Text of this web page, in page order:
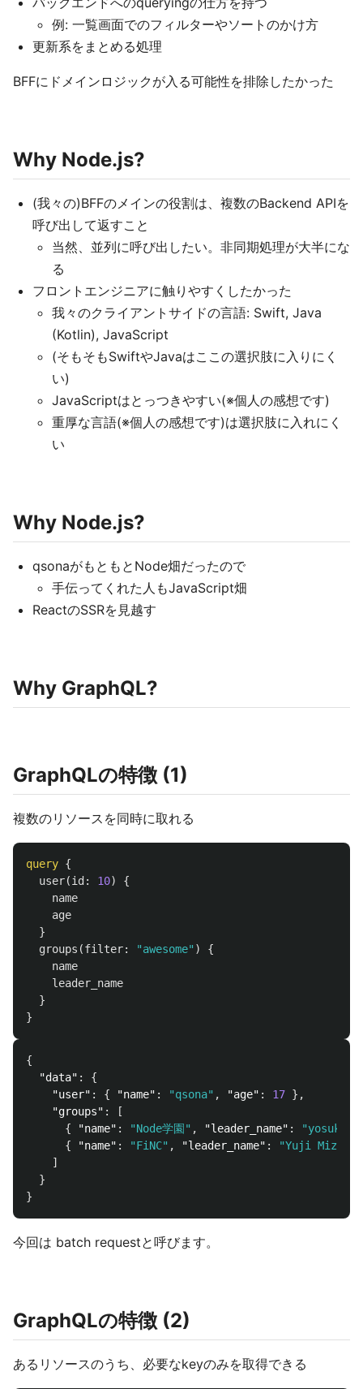
例: 一覧画面でのフィルターやソートのかけ方
更新系をまとめる処理
BFFにドメインロジックが入る可能性を排除したかった
Why Node.js?
(我々の)BFFのメインの役割は、複数のBackend APIを
呼び出して返すこと
当然、並列に呼び出したい。非同期処理が大半にな
る
フロントエンジニアに触りやすくしたかった
我々のクライアントサイドの言語: Swift, Java
(Kotlin), JavaScript
(そもそもSwiftやJavaはここの選択肢に入りにく
い)
JavaScriptはとっつきやすい(※個人の感想です)
重厚な言語(※個人の感想です)は選択肢に入れにく
い
Why Node.js?
qsonaがもともとNode畑だったので
手伝ってくれた人もJavaScript畑
ReactのSSRを見越す
Why GraphQL?
GraphQLの特徴 (1)
複数のリソースを同時に取れる
query {
user(id : 10)
{
name
age
}
groups (filter: "awesome" )
{
name
leader_name
}
}
{
"data" :
{
"user" : { "name" : "qsona" , "age" : 17 },
"groups" :
[
{
"name" : "Node学園" , "leader_name" :
{
"name" : "FiNC" , "leader_name" :
"Yuji
]
}
}
今回は batch requestと呼びます。
GraphQLの特徴 (2)
あるリソースのうち、必要なkeyのみを取得できる